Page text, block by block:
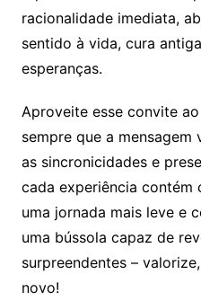
racionalidade imediata,
sentido à vida, cura
esperanças.
Aproveite esse convite
sempre que a mensagem
as sincronicidades e
cada experiência contém
uma jornada mais leve e
uma bússola capaz de
surpreendentes –
novo!